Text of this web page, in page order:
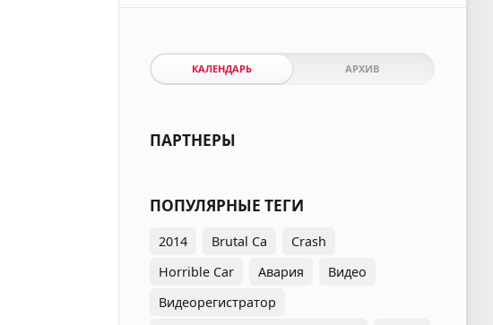
КАЛЕНДАРЬ АРХИВ
ПАРТНЕРЫ
ПОПУЛЯРНЫЕ ТЕГИ
2014 Brutal Ca
Crash
Horrible Car
Авария
Видео
Видеорегистратор